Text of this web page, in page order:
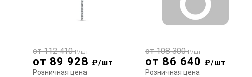
от 89 928 ₽/шт
от 112 410₽/шт
Розничная цена
от 86 640 ₽/шт
от 108 300₽/шт
Розничная цена